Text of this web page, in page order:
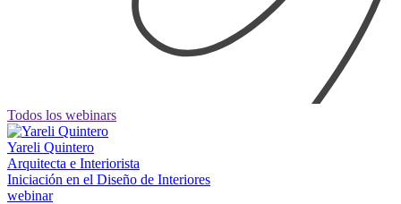
Todos los webinars
Yareli Quintero
Arquitecta e Interiorista
Iniciación en el Diseño de Interiores
webinar